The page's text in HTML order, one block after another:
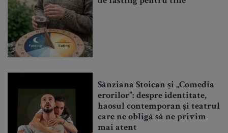
Sânziana Stoican și „Comedia
erorilor”: despre identitate,
haosul contemporan și teatrul
care ne obligă să ne privim
mai atent